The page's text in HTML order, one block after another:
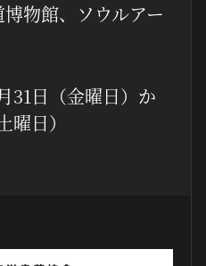
物館、ソウルアー
31日（金曜日）か
曜日）